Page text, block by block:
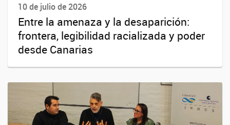
10 de julio de 2026
Entre la amenaza y la desaparición:
frontera, legibilidad racializada y poder
desde Canarias